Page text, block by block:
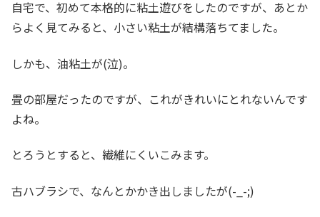
自宅で、初めて本格的に粘土遊びをしたのですが、あとか
らよく見てみると、小さい粘土が結構落ちてました。
しかも、油粘土が(泣)。
畳の部屋だったのですが、これがきれいにとれないんです
よね。
とろうとすると、繊維にくいこみます。
古ハブラシで、なんとかかき出しましたが(-_-;)